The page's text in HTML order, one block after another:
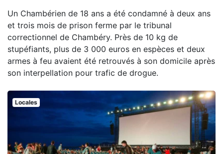
Un Chambérien de 18 ans a été condamné à deux ans
et trois mois de prison ferme par le tribunal
correctionnel de Chambéry. Près de 10 kg de
stupéfiants, plus de 3 000 euros en espèces et deux
armes à feu avaient été retrouvés à son domicile après
son interpellation pour trafic de drogue.
Locales